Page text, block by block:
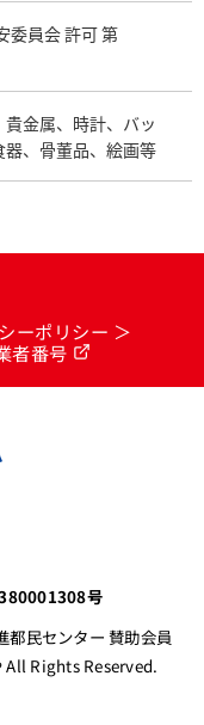
委員会 許可 第
金属、時計、バッ
、骨董品、絵画等
ーポリシー
者番号
号
都民センター 賛助会員
Rights Reserved.